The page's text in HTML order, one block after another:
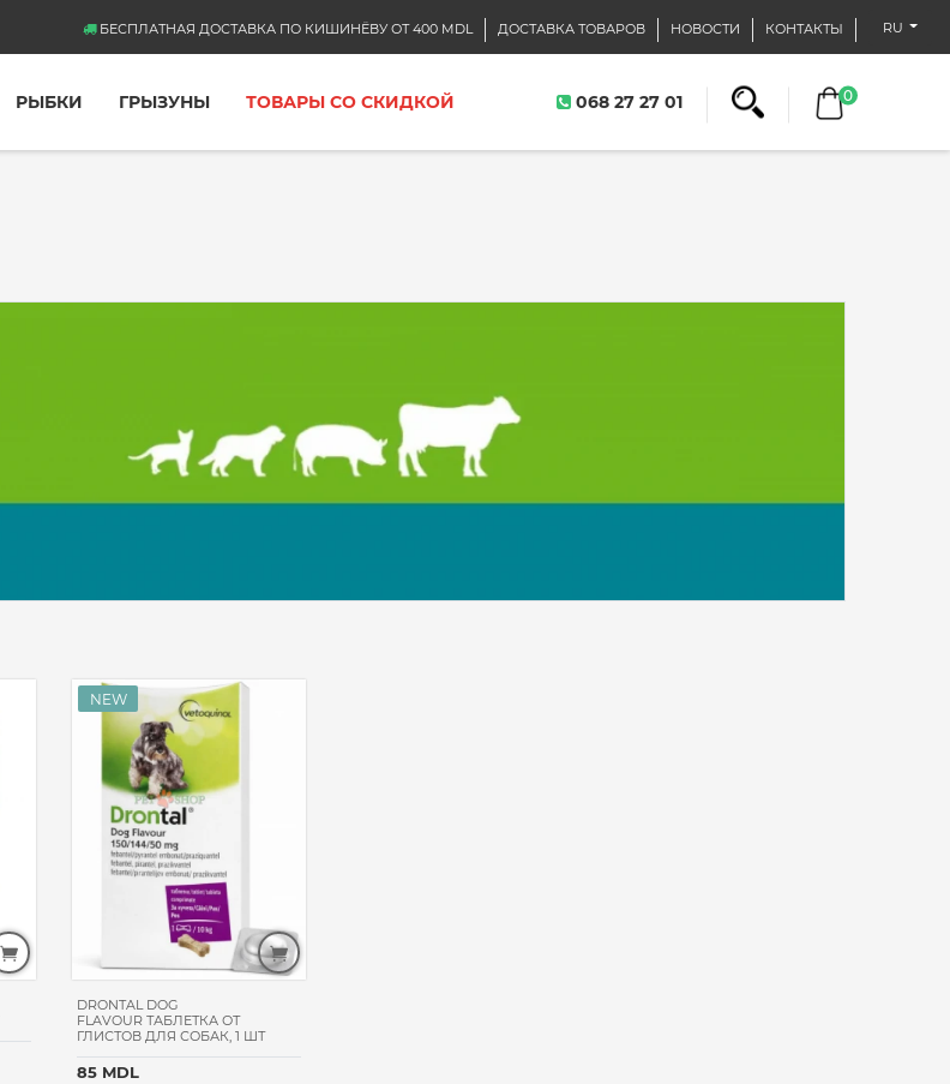
БЕСПЛАТНАЯ ДОСТАВКА ПО КИШИНЁВУ ОТ 400 MDL ДОСТАВКА ТОВАРОВ НОВОСТИ КОНТАКТЫ RU
РЫБКИ ГРЫЗУНЫ ТОВАРЫ СО СКИДКОЙ 068 27 27 01 0
DRONTAL DOG
FLAVOUR ТАБЛЕТКА ОТ
ГЛИСТОВ ДЛЯ СОБАК, 1 ШТ
85 MDL